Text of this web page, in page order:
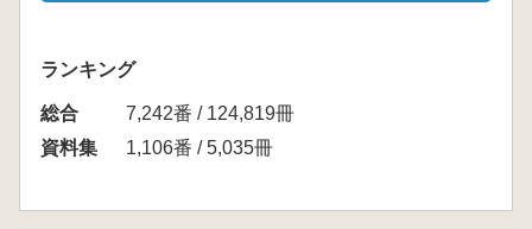
ランキング
総合
7,242番 / 124,819冊
資料集
1,106番 / 5,035冊